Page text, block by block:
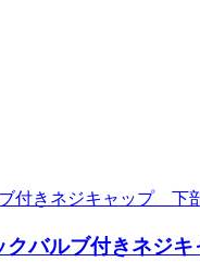
バルブ付きネジ